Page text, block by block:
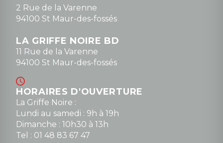
2 Rue de la Varenne
94100 St Maur-des-fossés
LA GRIFFE NOIRE BD
11 Rue de la Varenne
94100 St Maur-des-fossés
HORAIRES D'OUVERTURE
La Griffe Noire :
Lundi au samedi : 9h à 19h
Dimanche : 10h30 à 13h
Tel : 01 48 83 67 47